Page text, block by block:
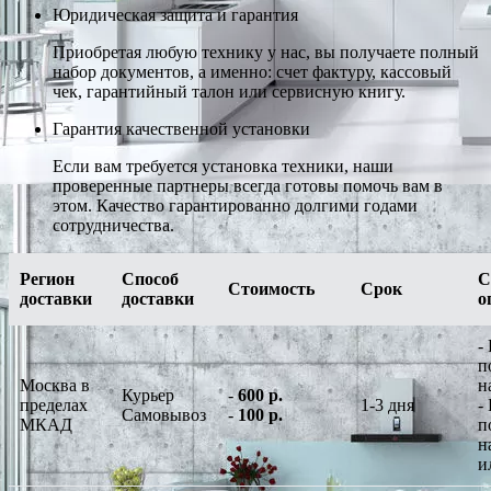
Юридическая защита и гарантия
Приобретая любую технику у нас, вы получаете полный
набор документов, а именно: счет фактуру, кассовый
чек, гарантийный талон или сервисную книгу.
Гарантия качественной установки
Если вам требуется установка техники, наши
проверенные партнеры всегда готовы помочь вам в
этом. Качество гарантированно долгими годами
сотрудничества.
Регион
доставки
Способ
доставки
Стоимость Срок
Москва в
пределах
МКАД
Курьер
Самовывоз
-600 р.
-100 р.
1-3 дня
-
-